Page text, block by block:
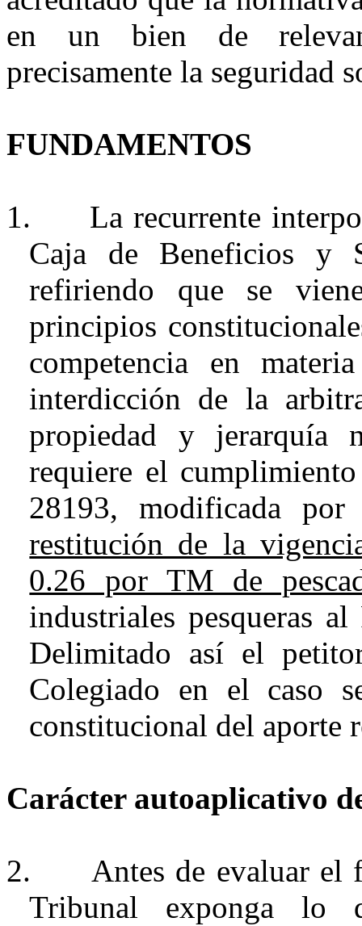
en un bien de
precisamente la seguridad
FUNDAMENTOS
1.
La recurrente
Caja de Beneficios y
refiriendo que se
principios
competencia en
interdicción de la
propiedad y jerarquía
requiere el
28193, modificada
restitución de la
0.26 por TM de
industriales pesqueras
Delimitado así el
Colegiado en el caso
constitucional del aporte
Carácter autoaplicativo
2.
Antes de evaluar el
Tribunal exponga lo